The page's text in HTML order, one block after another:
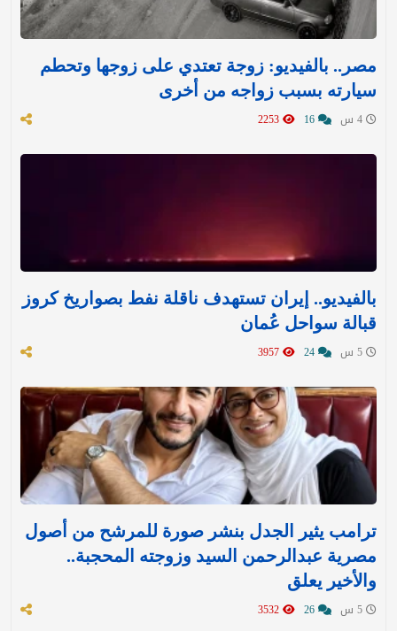
مصر.. بالفيديو: زوجة تعتدي على زوجها وتحطم
سيارته بسبب زواجه من أخرى
بالفيديو.. إيران تستهدف ناقلة نفط بصواريخ كروز
قبالة سواحل عُمان
ترامب يثير الجدل بنشر صورة للمرشح من أصول
مصرية عبدالرحمن السيد وزوجته المحجبة..
والأخير يعلق